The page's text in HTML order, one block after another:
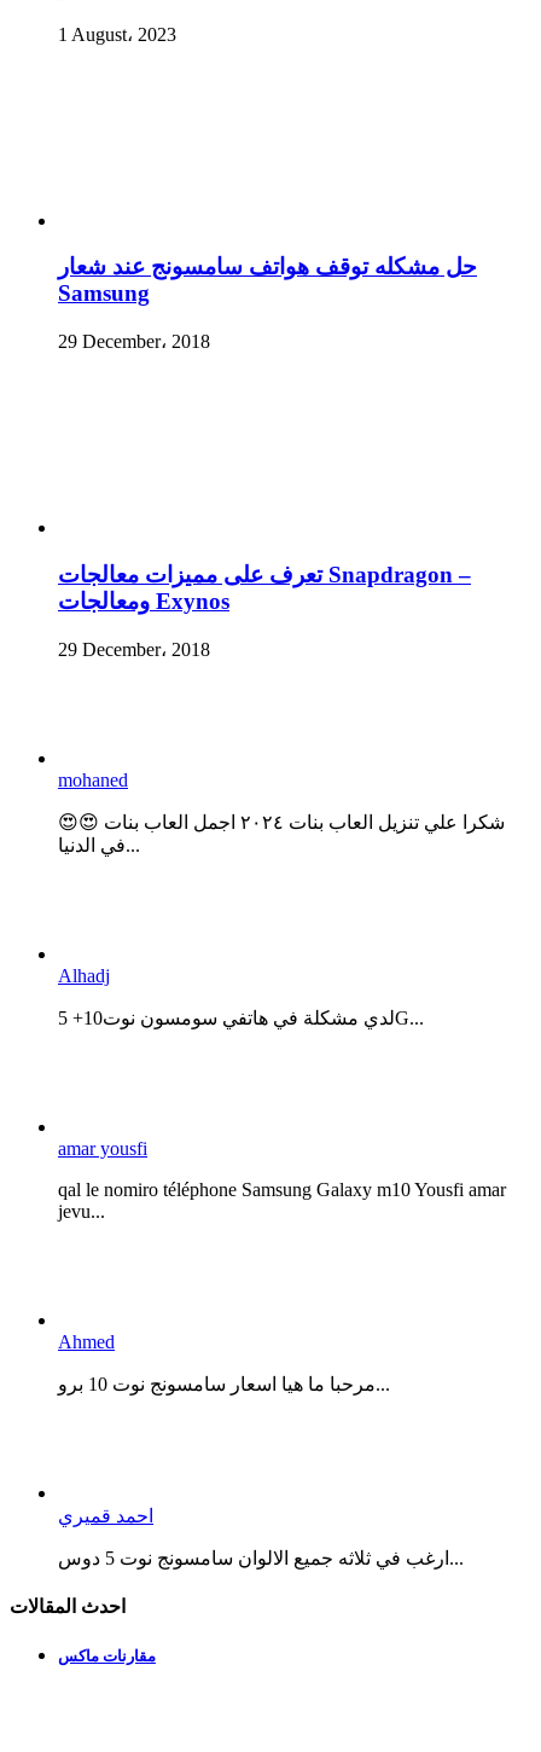
1 August، 2023
حل مشكله توقف هواتف سامسونج عند شعار
Samsung
29 December، 2018
تعرف على مميزات معالجات Snapdragon –
ومعالجات Exynos
29 December، 2018
mohaned
😍😍 شكرا علي تنزيل العاب بنات ٢٠٢٤ اجمل العاب بنات
في الدنيا...
Alhadj
لدي مشكلة في هاتفي سومسون نوت10+ 5G...
amar yousfi
qal le nomiro téléphone Samsung Galaxy m10 Yousfi amar
jevu...
Ahmed
مرحبا ما هيا اسعار سامسونج نوت 10 برو...
احمد قميري
ارغب في ثلاثه جميع الالوان سامسونج نوت 5 دوس...
احدث المقالات
مقارنات ماكس